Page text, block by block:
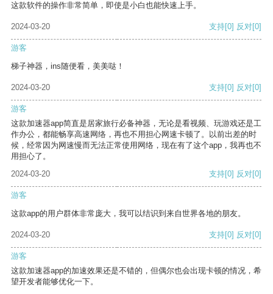
这款软件的操作非常简单，即使是小白也能快速上手。
2024-03-20 支持[0] 反对[0]
游客
梯子神器，ins随便看，美美哒！
2024-03-20 支持[0] 反对[0]
游客
这款加速器app简直是居家旅行必备神器，无论是看视频、玩游戏还是工
作办公，都能畅享高速网络，再也不用担心网速卡顿了。以前出差的时
候，经常因为网速慢而无法正常使用网络，现在有了这个app，我再也不
用担心了。
2024-03-20
支持[0] 反对[0]
游客
这款app的用户群体非常庞大，我可以结识到来自世界各地的朋友。
2024-03-20 支持[0] 反对[0]
游客
这款加速器app的加速效果还是不错的，但偶尔也会出现卡顿的情况，希
望开发者能够优化一下。